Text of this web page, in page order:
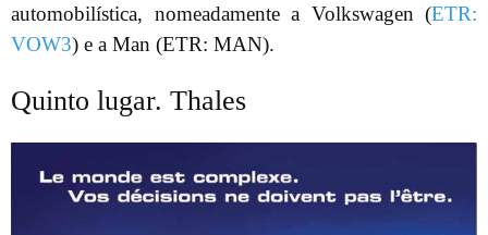
automobilística, nomeadamente a Volkswagen (ETR:
VOW3) e a Man (ETR: MAN).
Quinto lugar. Thales